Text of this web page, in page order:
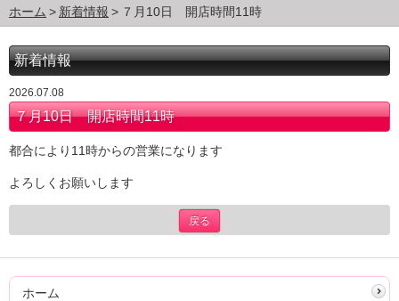
ホーム 新着情報 ７月10日 開店時間11時
新着情報
2026.07.08
７月10日 開店時間11時
都合により11時からの営業になります
よろしくお願いします
戻る
ホーム